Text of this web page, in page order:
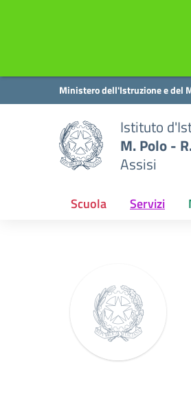
Vai ai contenuti
Vai al menu di navigazioneMinistero dell'Istruzione e del
Istituto
M. Polo -
Assisi
Scuola Servizi